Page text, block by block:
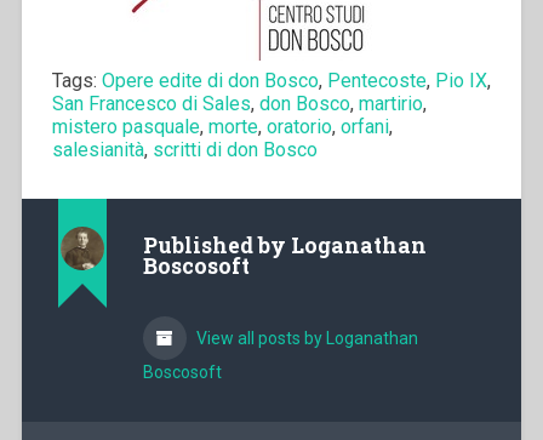
Tags: Opere edite di don Bosco, Pentecoste, Pio IX,
San Francesco di Sales, don Bosco, martirio,
mistero pasquale, morte, oratorio, orfani,
salesianità, scritti di don Bosco
Published by Loganathan
Boscosoft
View all posts by Loganathan
Boscosoft